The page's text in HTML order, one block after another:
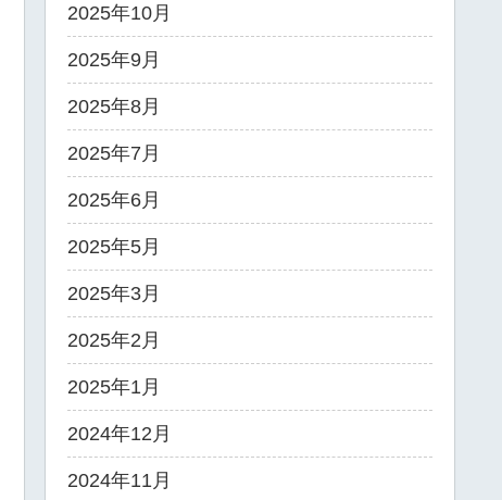
2025年10月
2025年9月
2025年8月
2025年7月
2025年6月
2025年5月
2025年3月
2025年2月
2025年1月
2024年12月
2024年11月